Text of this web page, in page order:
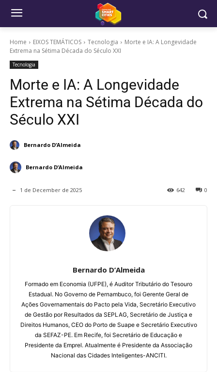
Home EIXOS TEMÁTICOS Tecnologia
Morte e IA: A Longevidade
Extrema na Sétima Década do Século XXI
Tecnologia
Morte e IA: A Longevidade
Extrema na Sétima Década do
Século XXI
Bernardo D’Almeida
Bernardo D’Almeida
1 de December de 2025 0
642
Bernardo D’Almeida
Formado em Economia (UFPE), é Auditor Tributário do Tesouro
Estadual. No Governo de Pernambuco, foi Gerente Geral de
Ações Governamentais do Pacto pela Vida, Secretário Executivo
de Gestão por Resultados da SEPLAG, Secretário de Justiça e
Direitos Humanos, CEO do Porto de Suape e Secretário Executivo
da SEFAZ-PE. Em Recife, foi Secretário de Educação e
Presidente da Emprel. Atualmente é Presidente da Associação
Nacional das Cidades Inteligentes-ANCITI.